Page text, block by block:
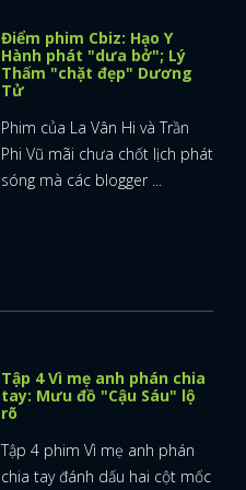
Điểm phim Cbiz: Hạo Y
Hành phát "dưa bở"; Lý
Thấm "chặt đẹp" Dương
Tử
Phim của La Vân Hi và Trần
Phi Vũ mãi chưa chốt lịch phát
sóng mà các blogger ...
Tập 4 Vì mẹ anh phán chia
tay: Mưu đồ "Cậu Sáu" lộ
rõ
Tập 4 phim Vì mẹ anh phán
chia tay đánh dấu hai cột mốc